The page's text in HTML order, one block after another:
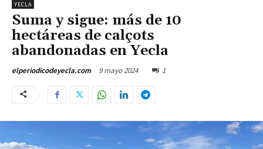
YECLA
Suma y sigue: más de 10
hectáreas de calçots
abandonadas en Yecla
elperiodicodeyecla.com 9 mayo 2024 1